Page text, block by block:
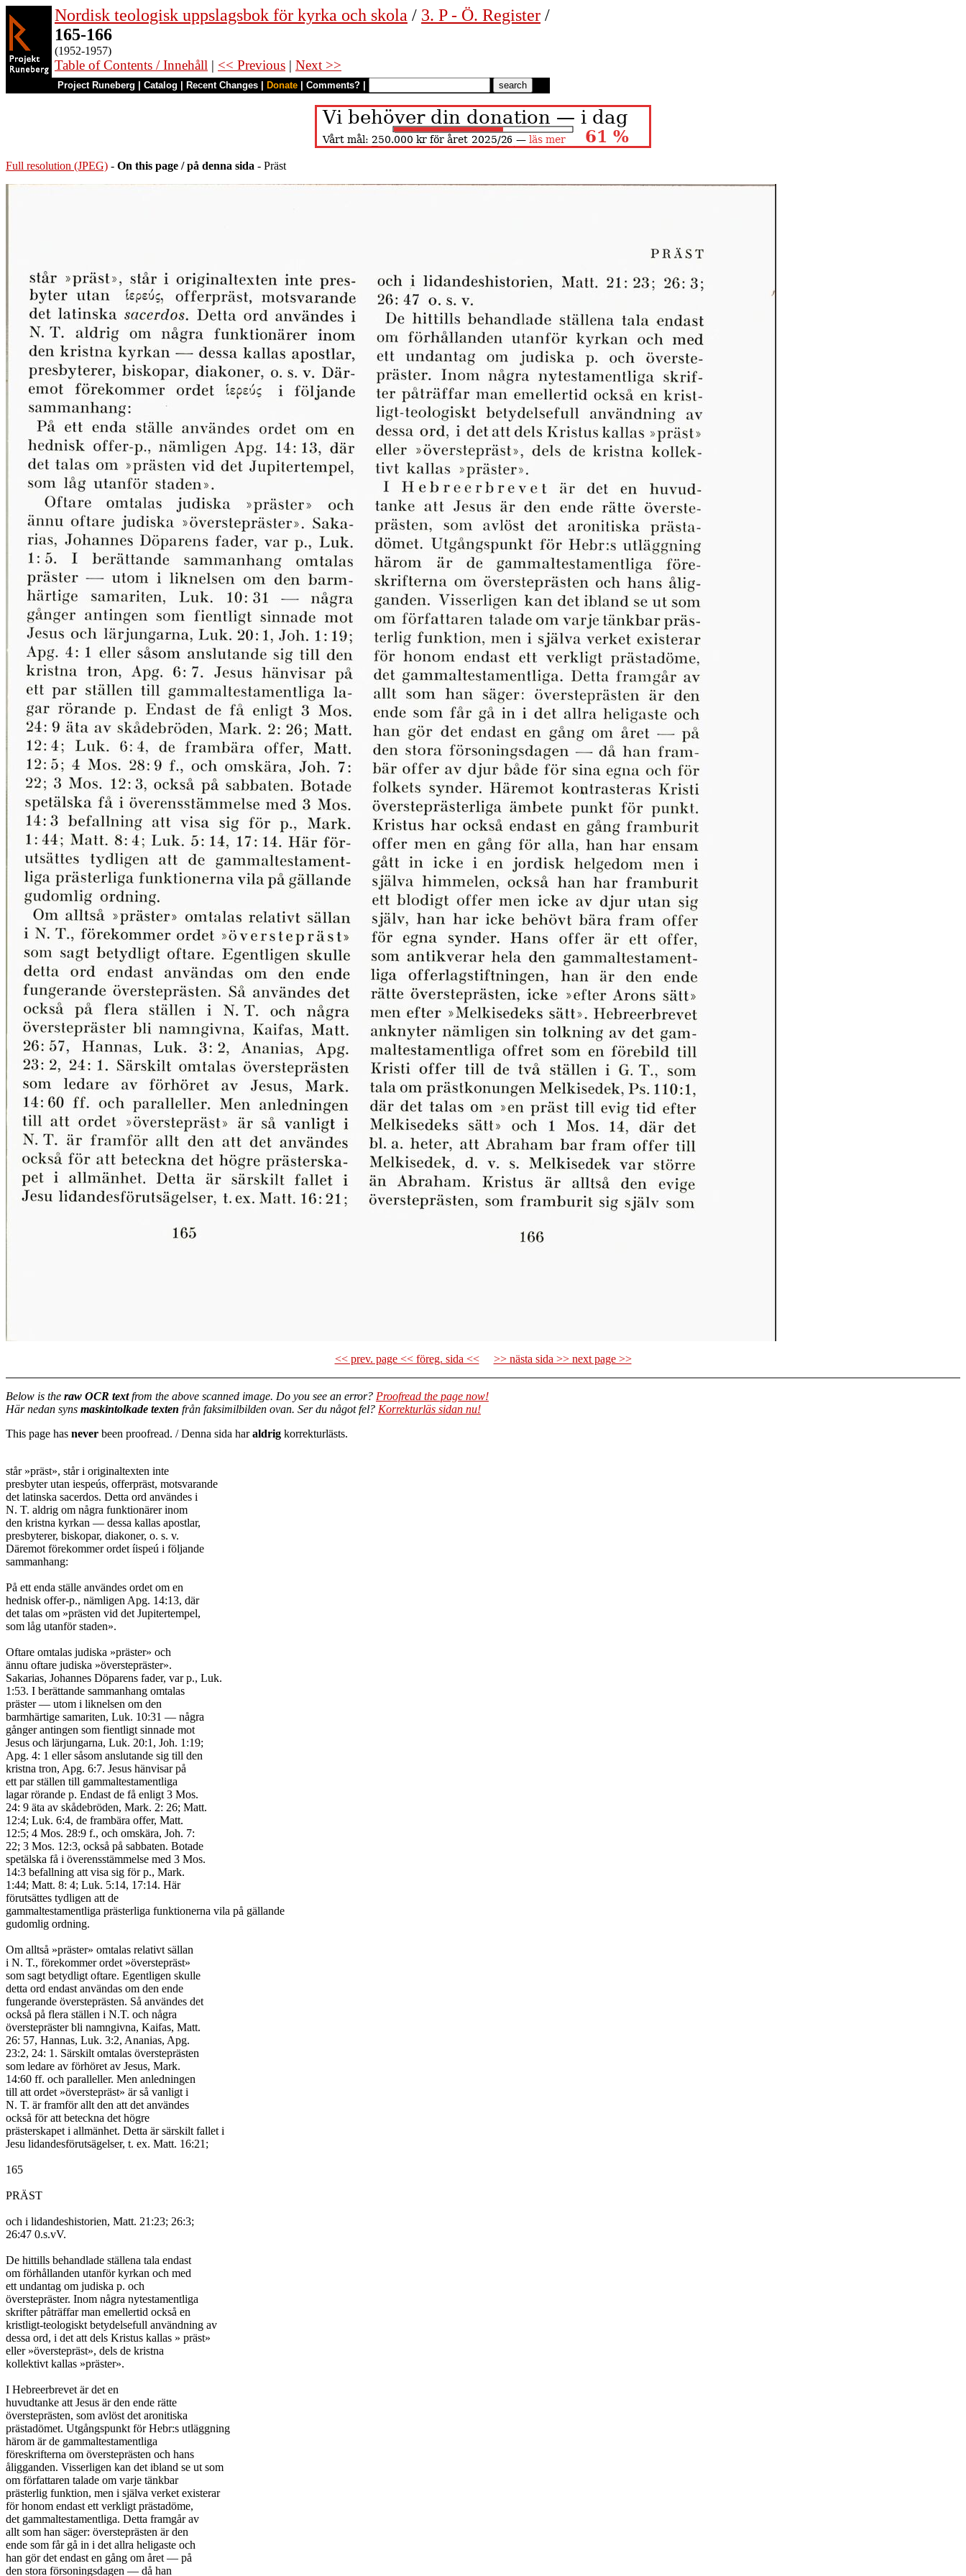
Nordisk teologisk uppslagsbok för kyrka och skola / 3. P - Ö. Register /
165-166
(1952-1957)
Table of Contents / Innehåll | << Previous | Next >>
Project Runeberg Catalog Recent Changes Donate Comments?
Full resolution (JPEG) - On this page / på denna sida - Präst
<< prev. page << föreg. sida << >> nästa sida >> next page >>
Below is the raw OCR textfrom the above scanned image. Do you see an error? Proofread the page now!
Här nedan syns maskintolkade texten från faksimilbilden ovan. Ser du något fel? Korrekturläs sidan nu!
This page has never been proofread. / Denna sida haraldrig korrekturlästs.
står »präst», står i originaltexten inte
presbyter utan iespeús, offerpräst, motsvarande
det latinska sacerdos. Detta ord användes i
N. T. aldrig om några funktionärer inom
den kristna kyrkan — dessa kallas apostlar,
presbyterer, biskopar, diakoner, o. s. v.
Däremot förekommer ordet íispeú i följande
sammanhang:
På ett enda ställe användes ordet om en
hednisk offer-p., nämligen Apg. 14:13, där
det talas om »prästen vid det Jupitertempel,
som låg utanför staden».
Oftare omtalas judiska »präster» och
ännu oftare judiska »överstepräster».
Sakarias, Johannes Döparens fader, var p., Luk.
1:53. I berättande sammanhang omtalas
präster — utom i liknelsen om den
barmhärtige samariten, Luk. 10:31 — några
gånger antingen som fientligt sinnade mot
Jesus och lärjungarna, Luk. 20:1, Joh. 1:19;
Apg. 4: 1 eller såsom anslutande sig till den
kristna tron, Apg. 6:7. Jesus hänvisar på
ett par ställen till gammaltestamentliga
lagar rörande p. Endast de få enligt 3 Mos.
24: 9 äta av skådebröden, Mark. 2: 26; Matt.
12:4; Luk. 6:4, de frambära offer, Matt.
12:5; 4 Mos. 28:9 f., och omskära, Joh. 7:
22; 3 Mos. 12:3, också på sabbaten. Botade
spetälska få i överensstämmelse med 3 Mos.
14:3 befallning att visa sig för p., Mark.
1:44; Matt. 8: 4; Luk. 5:14, 17:14. Här
förutsättes tydligen att de
gammaltestamentliga prästerliga funktionerna vila på gällande
gudomlig ordning.
Om alltså »präster» omtalas relativt sällan
i N. T., förekommer ordet »överstepräst»
som sagt betydligt oftare. Egentligen skulle
detta ord endast användas om den ende
fungerande översteprästen. Så användes det
också på flera ställen i N.T. och några
överstepräster bli namngivna, Kaifas, Matt.
26: 57, Hannas, Luk. 3:2, Ananias, Apg.
23:2, 24: 1. Särskilt omtalas översteprästen
som ledare av förhöret av Jesus, Mark.
14:60 ff. och paralleller. Men anledningen
till att ordet »överstepräst» är så vanligt i
N. T. är framför allt den att det användes
också för att beteckna det högre
prästerskapet i allmänhet. Detta är särskilt fallet i
Jesu lidandesförutsägelser, t. ex. Matt. 16:21;
165
PRÄST
och i lidandeshistorien, Matt. 21:23; 26:3;
26:47 0.s.vV.
De hittills behandlade ställena tala endast
om förhållanden utanför kyrkan och med
ett undantag om judiska p. och
överstepräster. Inom några nytestamentliga
skrifter påträffar man emellertid också en
kristligt-teologiskt betydelsefull användning av
dessa ord, i det att dels Kristus kallas » präst»
eller »överstepräst», dels de kristna
kollektivt kallas »präster».
I Hebreerbrevet är det en
huvudtanke att Jesus är den ende rätte
översteprästen, som avlöst det aronitiska
prästadömet. Utgångspunkt för Hebr:s utläggning
härom är de gammaltestamentliga
föreskrifterna om översteprästen och hans
åligganden. Visserligen kan det ibland se ut som
om författaren talade om varje tänkbar
prästerlig funktion, men i själva verket existerar
för honom endast ett verkligt prästadöme,
det gammaltestamentliga. Detta framgår av
allt som han säger: översteprästen är den
ende som får gå in i det allra heligaste och
han gör det endast en gång om året — på
den stora försoningsdagen — då han